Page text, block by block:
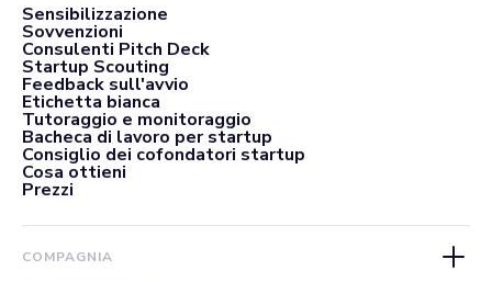
Sensibilizzazione
Sovvenzioni
Consulenti Pitch Deck
Startup Scouting
Feedback sull'avvio
Etichetta bianca
Tutoraggio e monitoraggio
Bacheca di lavoro per startup
Consiglio dei cofondatori startup
Cosa ottieni
Prezzi
COMPAGNIA